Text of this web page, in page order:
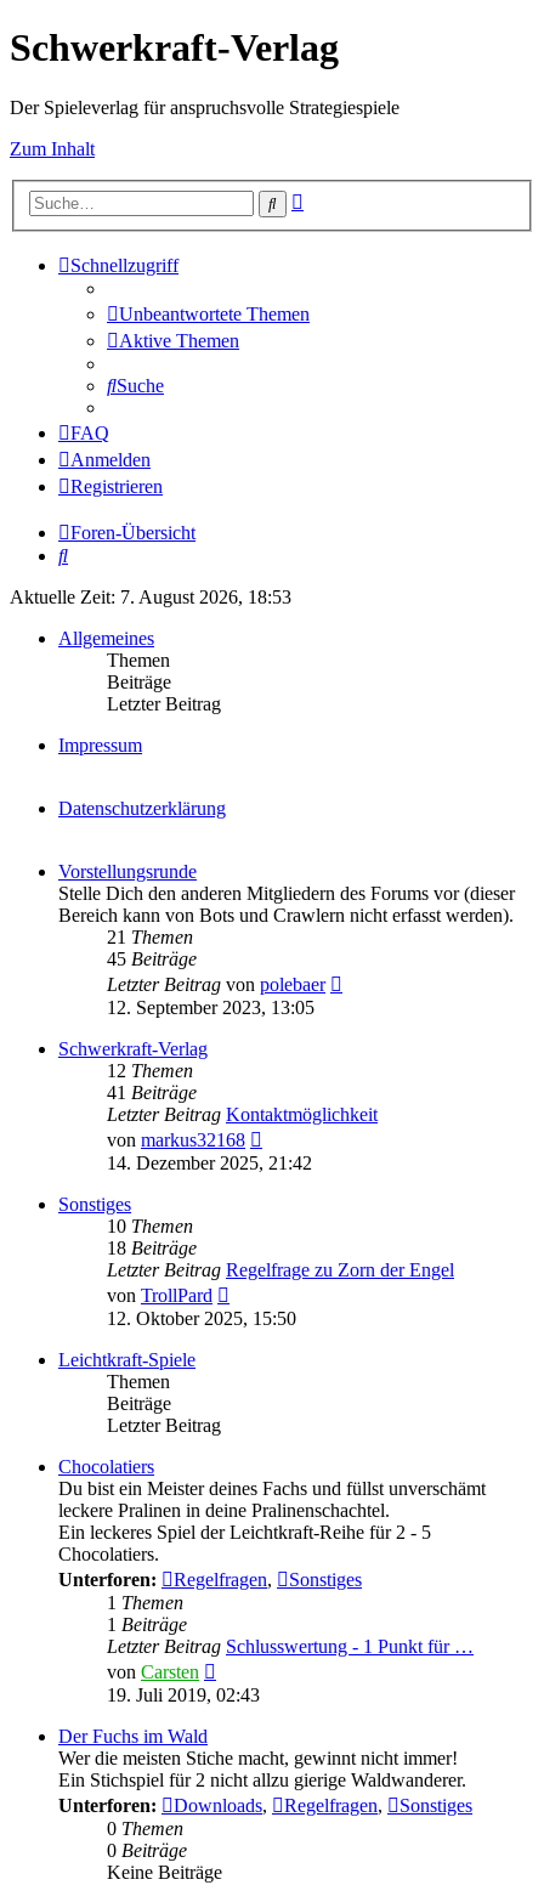
Schwerkraft-Verlag
Der Spieleverlag für anspruchsvolle Strategiespiele
Zum Inhalt
Suche
Schnellzugriff
Unbeantwortete Themen
Aktive Themen
Suche
FAQ
Anmelden
Registrieren
Foren-Übersicht
Suche
Aktuelle Zeit: 7. August 2026, 18:53
Allgemeines
Themen
Beiträge
Letzter Beitrag
Impressum
Datenschutzerklärung
Vorstellungsrunde
Stelle Dich den anderen Mitgliedern des Forums vor (dieser
Bereich kann von Bots und Crawlern nicht erfasst werden).
21 Themen
45 Beiträge
Letzter Beitrag von polebaer
12. September 2023, 13:05
Schwerkraft-Verlag
12 Themen
41 Beiträge
Letzter Beitrag Kontaktmöglichkeit
von markus32168
Beitrag
14. Dezember 2025, 21:42
Sonstiges
10 Themen
18 Beiträge
Letzter Beitrag Regelfrage zu Zorn der Engel
von TrollPard
Beitrag
12. Oktober 2025, 15:50
Leichtkraft-Spiele
Themen
Beiträge
Letzter Beitrag
Chocolatiers
Du bist ein Meister deines Fachs und füllst unverschämt
leckere Pralinen in deine Pralinenschachtel.
Ein leckeres Spiel der Leichtkraft-Reihe für 2 - 5
Chocolatiers.
Unterforen:
Regelfragen,
Sonstiges
1 Themen
1 Beiträge
Letzter Beitrag Schlusswertung - 1 Punkt für …
von Carsten
Beitrag
19. Juli 2019, 02:43
Der Fuchs im Wald
Wer die meisten Stiche macht, gewinnt nicht immer!
Ein Stichspiel für 2 nicht allzu gierige Waldwanderer.
Unterforen:
Downloads, Regelfragen,
Sonstiges
0 Themen
0 Beiträge
Keine Beiträge